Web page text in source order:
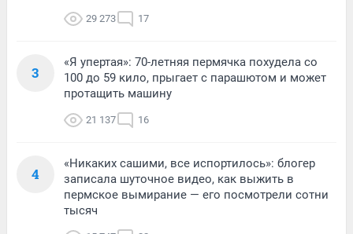
29 273 17
3
«Я упертая»: 70-летняя пермячка похудела со
100 до 59 кило, прыгает с парашютом и может
протащить машину
21 137 16
4
«Никаких сашими, все испортилось»: блогер
записала шуточное видео, как выжить в
пермское вымирание — его посмотрели сотни
тысяч